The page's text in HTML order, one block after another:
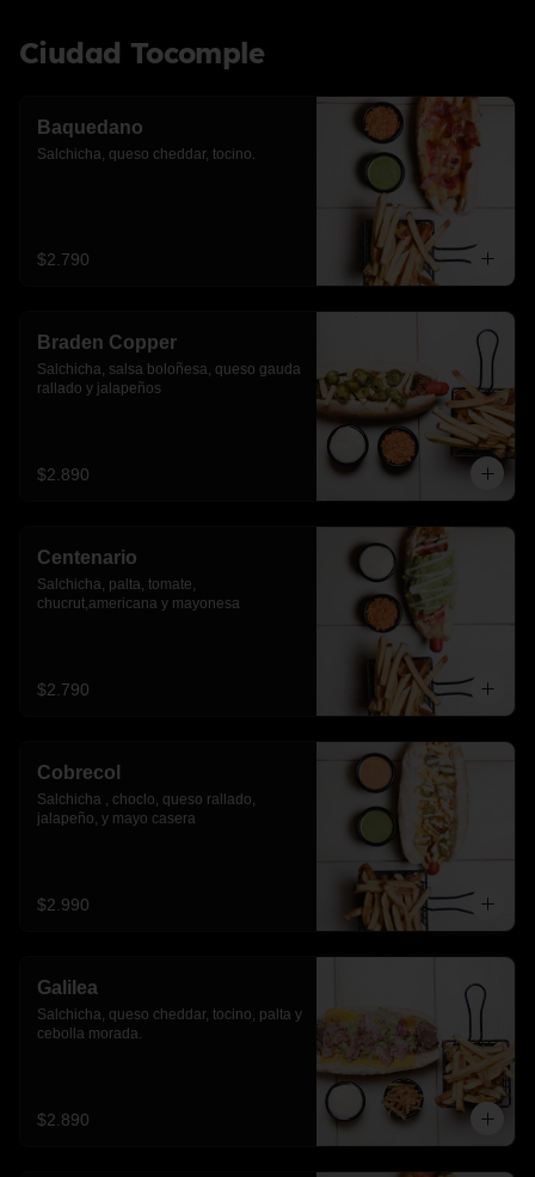
Ciudad Tocomple
Baquedano
Salchicha, queso cheddar, tocino.
$2.790
Braden Copper
Salchicha, salsa boloñesa, queso gauda
rallado y jalapeños
$2.890
Centenario
Salchicha, palta, tomate,
chucrut,americana y mayonesa
$2.790
Cobrecol
Salchicha , choclo, queso rallado,
jalapeño, y mayo casera
$2.990
Galilea
Salchicha, queso cheddar, tocino, palta y
cebolla morada.
$2.890